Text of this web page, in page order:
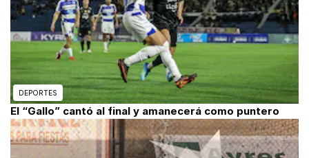
DEPORTES
El “Gallo” cantó al final y amanecerá como puntero